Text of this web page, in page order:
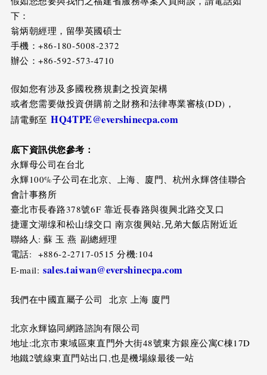
下：
翁炳朝經理，留學英國碩士
手機：+86-180-5008-2372
辦公：+86-592-573-4710
假如您有涉及多國稅務規劃之投資架構
或者您需要做投資併購前之財務和法律專業審核(DD)，
請電郵至HQ4TPE@evershinecpa.com
底下資訊供您參考：
永輝母公司在台北
永輝100%子公司在北京、上海、廈門、杭州永輝啓佳聯合
會計事務所
臺北市長春路378號6F 靠近長春路與復興北路交叉口
捷運文湖缐和松山缐交口 南京復興站,兄弟大飯店附近近
聯絡人: 蘇 玉 燕 副總經理
電話: +886-2-2717-0515 分機:104
E-mail: sales.taiwan@evershinecpa.com
我們在中國直屬子公司 北京 上海 廈門
北京永輝協同網路諮詢有限公司
地址:北京市東域區東直門外大街48號東方銀座公寓C棟17D
地鐵2號線東直門站出口,也是機場線最後一站